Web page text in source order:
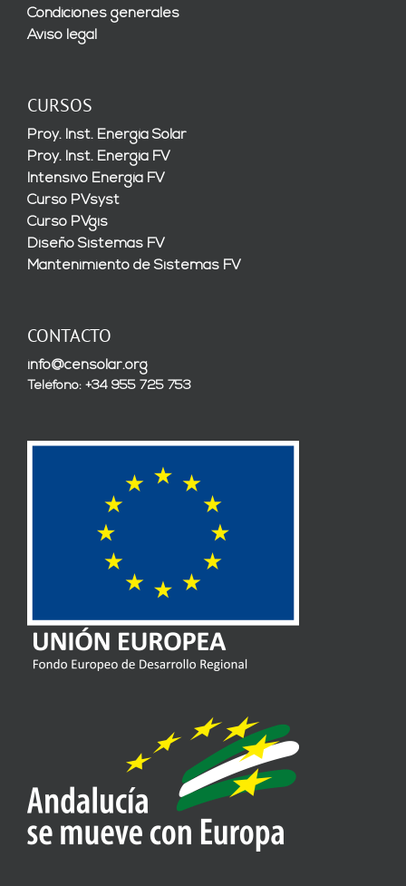
Condiciones generales
Aviso legal
CURSOS
Proy. Inst. Energía Solar
Proy. Inst. Energía FV
Intensivo Energía FV
Curso PVsyst
Curso PVgis
Diseño Sistemas FV
Mantenimiento de Sistemas FV
CONTACTO
info@censolar.org
Teléfono: +34 955 725 753